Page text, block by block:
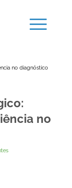
no diagnóstico
no